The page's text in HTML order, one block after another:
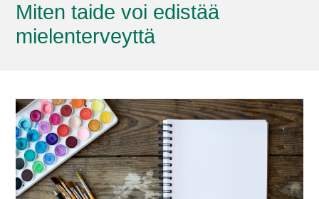
Miten taide voi edistää
mielenterveyttä